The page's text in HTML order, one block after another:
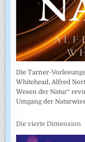
Die Tarner-
Whitehead, Alfred
Wesen der Natur“
Umgang der
Die vierte Dimension